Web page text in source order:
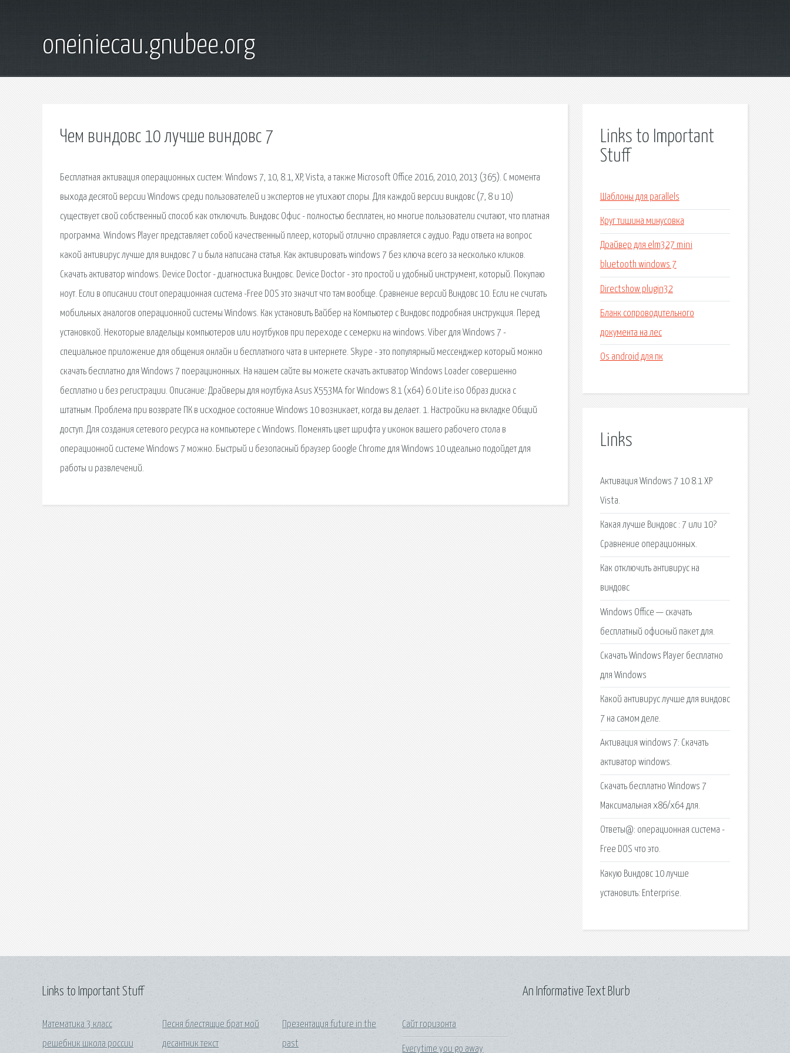
oneiniecau.gnubee.org
Чем виндовс 10 лучше виндовс 7
Бесплатная активация операционных систем: Windows 7, 10, 8.1, XP, Vista, а также Microsoft Office 2016, 2010, 2013 (365). С момента
выхода десятой версии Windows среди пользователей и экспертов не утихают споры. Для каждой версии виндовс (7, 8 и 10)
существует свой собственный способ как отключить. Виндовс Офис - полностью бесплатен, но многие пользователи считают, что платная
программа. Windows Player представляет собой качественный плеер, который отлично справляется с аудио. Ради ответа на вопрос
какой антивирус лучше для виндовс 7 и была написана статья. Как активировать windows 7 без ключа всего за несколько кликов.
Скачать активатор windows. Device Doctor - диагностика Виндовс. Device Doctor - это простой и удобный инструмент, который. Покупаю
ноут. Если в описании стоит операционная система -Free DOS это значит что там вообще. Сравнение версий Виндовс 10. Если не считать
мобильных аналогов операционной системы Windows. Как установить Вайбер на Компьютер с Виндовс подробная инструкция. Перед
установкой. Некоторые владельцы компьютеров или ноутбуков при переходе с семерки на windows. Viber для Windows 7 -
специальное приложение для общения онлайн и бесплатного чата в интернете. Skype - это популярный мессенджер который можно
скачать бесплатно для Windows 7 поерацинонных. На нашем сайте вы можете скачать активатор Windows Loader совершенно
бесплатно и без регистрации. Описание: Драйверы для ноутбука Asus X553MA for Windows 8.1 (x64) 6.0 Lite.iso Образ диска с
штатным. Проблема при возврате ПК в исходное состояние Windows 10 возникает, когда вы делает. 1. Настройки на вкладке Общий
доступ. Для создания сетевого ресурса на компьютере с Windows. Поменять цвет шрифта у иконок вашего рабочего стола в
операционной системе Windows 7 можно. Быстрый и безопасный браузер Google Chrome для Windows 10 идеально подойдет для
работы и развлечений.
Links to Important
Stuff
Шаблоны для parallels
Круг тишина минусовка
Драйвер для elm327 mini
bluetooth windows 7
Directshow plugin32
Бланк сопроводительного
документа на лес
Os android для пк
Links
Активация Windows 7 10 8.1 XP
Vista.
Какая лучше Виндовс : 7 или 10?
Сравнение операционных.
Как отключить антивирус на
виндовс
Windows Office — скачать
бесплатный офисный пакет для.
Скачать Windows Player бесплатно
для Windows
Какой антивирус лучше для виндовс
7 на самом деле.
Активация windows 7: Скачать
активатор windows.
Скачать бесплатно Windows 7
Максимальная x86/x64 для.
Ответы@: операционная система -
Free DOS что это.
Какую Виндовс 10 лучше
установить: Enterprise.
Links to Important Stuff
Математика 3 класс
решебник школа россии
Песня блестящие брат мой
десантник текст
Презентация future in the
past
Сайт горизонта
Everytime you go away
An Informative Text Blurb